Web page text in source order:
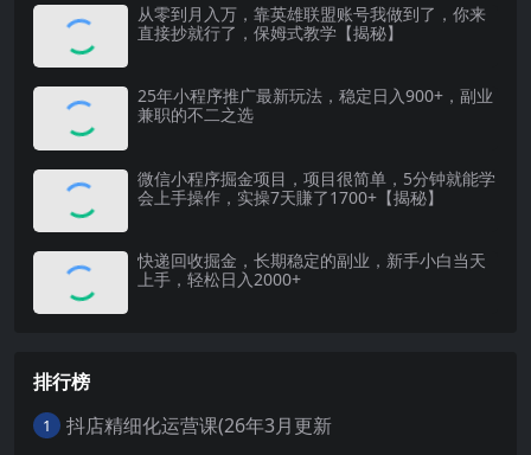
从零到月入万，靠英雄联盟账号我做到了，你来
直接抄就行了，保姆式教学【揭秘】
25年小程序推广最新玩法，稳定日入900+，副业
兼职的不二之选
微信小程序掘金项目，项目很简单，5分钟就能学
会上手操作，实操7天賺了1700+【揭秘】
快递回收掘金，长期稳定的副业，新手小白当天
上手，轻松日入2000+
排行榜
1 抖店精细化运营课(26年3月更新